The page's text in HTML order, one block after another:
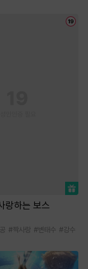
랑하는 보스
#짝사랑 #변태수 #강수